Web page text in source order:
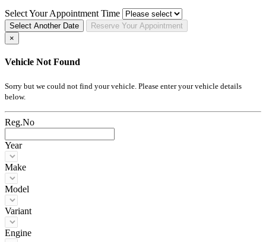
Select Your Appointment Time
Select Another Date Reserve Your Appointment
×
Vehicle Not Found
Sorry but we could not find your vehicle. Please enter your vehicle details
below.
Reg.No
Year
Make
Model
Variant
Engine